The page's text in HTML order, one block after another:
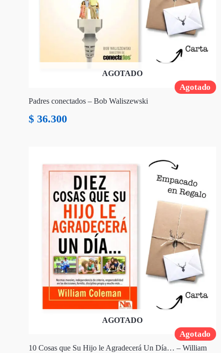
Agotado
AGOTADO
Padres conectados – Bob Waliszewski
$ 36.300
Agotado
AGOTADO
10 Cosas que Su Hijo le Agradecerá Un Día… – William